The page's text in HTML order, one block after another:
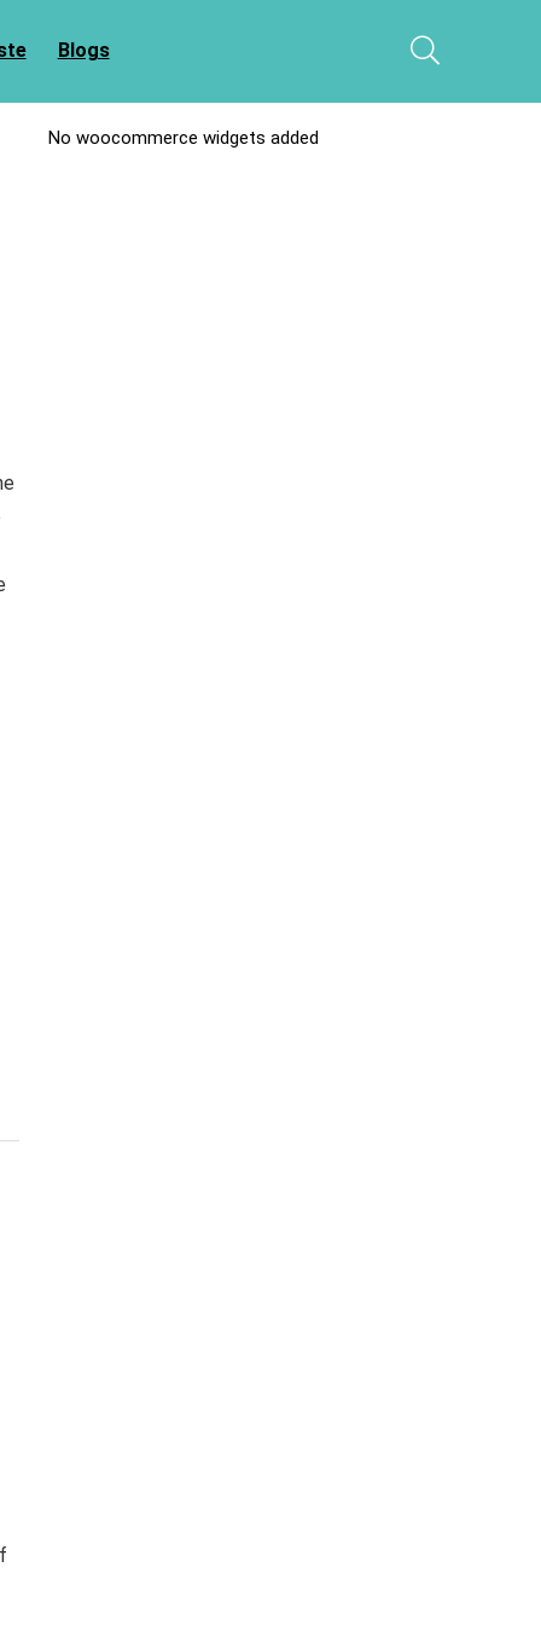
Blogs
No woocommerce widgets added